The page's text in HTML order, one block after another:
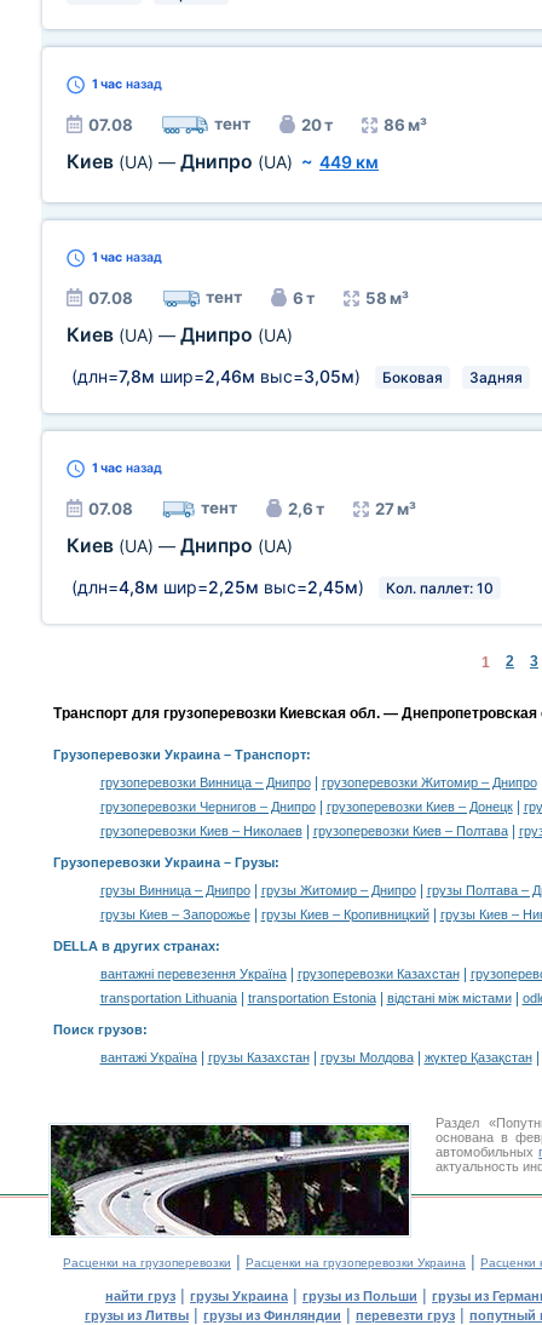
1 час назад
07.08 тент 20 т 86 м³
Киев (UA) — Днипро (UA) ~ 449 км
1 час назад
07.08 тент 6 т 58 м³
Киев (UA) — Днипро (UA)
(длн=7,8м шир=2,46м выс=3,05м) Боковая Задняя
1 час назад
07.08 тент 2,6 т 27 м³
Киев (UA) — Днипро (UA)
(длн=4,8м шир=2,25м выс=2,45м) Кол. паллет: 10
1 2 3
Транспорт для грузоперевозки Киевская обл. —
Грузоперевозки Украина– Транспорт:
грузоперевозки Винница – Днипро| грузоперевозки Житомир – Днипро
грузоперевозки Чернигов – Днипро| грузоперевозки Киев – Донецк|
грузоперевозки Киев – Николаев| грузоперевозки Киев – Полтава|
Грузоперевозки Украина – Грузы:
грузы Винница – Днипро| грузы Житомир – Днипро|
грузы Полтава –
грузы Киев – Запорожье| грузы Киев – Кропивницкий| грузы Киев –
DELLA в других странах:
вантажні перевезення Україна| грузоперевозки Казахстан|
transportation Lithuania| transportation Estonia| відстані між містами|
Поиск грузов:
вантажі Україна| грузы Казахстан| грузы Молдова| жүктер Қазақстан|
Раздел
основана в
автомобильных
актуальность
Расценки на грузоперевозки | Расценки на грузоперевозки Украина | Расценки
найти груз | грузы Украина | грузы из Польши | грузы из
грузы из Литвы | грузы из Финляндии | перевезти груз | попутный